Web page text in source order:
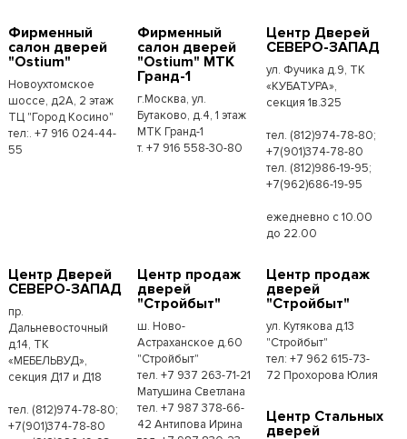
Фирменный
салон дверей
"Ostium"
Новоухтомское
шоссе, д2А, 2 этаж
ТЦ "Город Косино"
тел:. +7 916 024-44-
55
Фирменный
салон дверей
"Ostium" МТК
Гранд-1
г.Москва, ул.
Бутаково, д.4, 1 этаж
МТК Гранд-1
т. +7 916 558-30-80
Центр Дверей
СЕВЕРО-ЗАПАД
ул. Фучика д.9, ТК
«КУБАТУРА»,
секция 1в.325
тел. (812)974-78-80;
+7(901)374-78-80
тел. (812)986-19-95;
+7(962)686-19-95
ежедневно с 10.00
до 22.00
Центр Дверей
СЕВЕРО-ЗАПАД
пр.
Дальневосточный
д.14, ТК
«МЕБЕЛЬВУД»,
секция Д17 и Д18
тел. (812)974-78-80;
+7(901)374-78-80
Центр продаж
дверей
"Стройбыт"
ш. Ново-
Астраханское д.60
"Стройбыт"
тел. +7 937 263-71-21
Матушина Светлана
тел. +7 987 378-66-
42 Антипова Ирина
Центр продаж
дверей
"Стройбыт"
ул. Кутякова д.13
"Стройбыт"
тел: +7 962 615-73-
72 Прохорова Юлия
Центр Стальных
дверей